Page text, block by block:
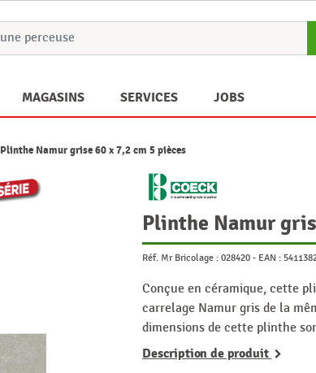
MAGASINS SERVICES JOBS
Plinthe Namur grise 60 x 7,2 cm 5 pièces
Plinthe Namur
Réf. Mr Bricolage : 028420 - EAN :
Conçue en céramique, cette
carrelage Namur gris de la
dimensions de cette plinthe
Description de produit